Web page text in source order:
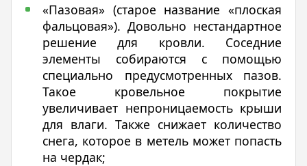
«Пазовая» (старое название «плоская
фальцовая»). Довольно нестандартное
решение для кровли. Соседние
элементы собираются с помощью
специально предусмотренных пазов.
Такое кровельное покрытие
увеличивает непроницаемость крыши
для влаги. Также снижает количество
снега, которое в метель может попасть
на чердак;